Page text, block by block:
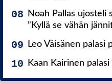
Noah Pallas ujosteli
”Kyllä se vähän
Leo Väisänen palasi
Kaan Kairinen